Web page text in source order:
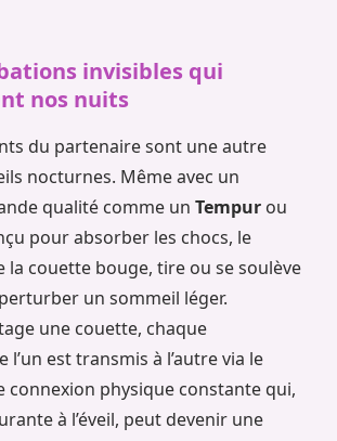
invisibles qui
nos nuits
du partenaire sont une autre
nocturnes. Même avec un
qualité comme un Tempur ou
pour absorber les chocs, le
la couette bouge, tire ou se soulève
un sommeil léger.
une couette, chaque
l’un est transmis à l’autre via le
connexion physique constante qui,
à l’éveil, peut devenir une